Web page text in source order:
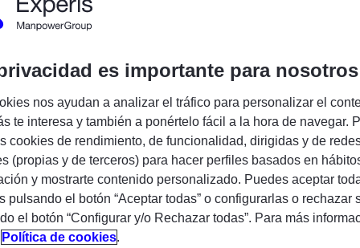
para ampliar nuestro equipo.
programas complejos y trabajar con
oportunidad es para ti.
es importante para
nos ayudan a analizar el tráfico para personalizar el
te interesa y también a ponértelo fácil a la hora de navegar.
cookies de rendimiento, de funcionalidad, dirigidas y de
(propias y de terceros) para hacer perfiles basados en
y mostrarte contenido personalizado. Puedes aceptar
pulsando el botón “Aceptar todas” o configurarlas o rechazar
el botón “Configurar y/o Rechazar todas”. Para más
Política de cookies.